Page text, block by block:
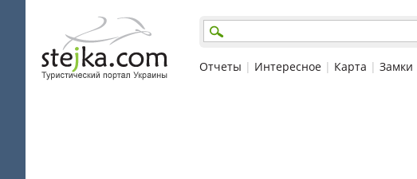
Отчеты | Интересное | Карта | Замки